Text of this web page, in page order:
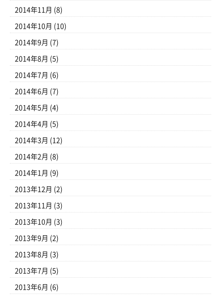
2014年11月 (8)
2014年10月 (10)
2014年9月 (7)
2014年8月 (5)
2014年7月 (6)
2014年6月 (7)
2014年5月 (4)
2014年4月 (5)
2014年3月 (12)
2014年2月 (8)
2014年1月 (9)
2013年12月 (2)
2013年11月 (3)
2013年10月 (3)
2013年9月 (2)
2013年8月 (3)
2013年7月 (5)
2013年6月 (6)